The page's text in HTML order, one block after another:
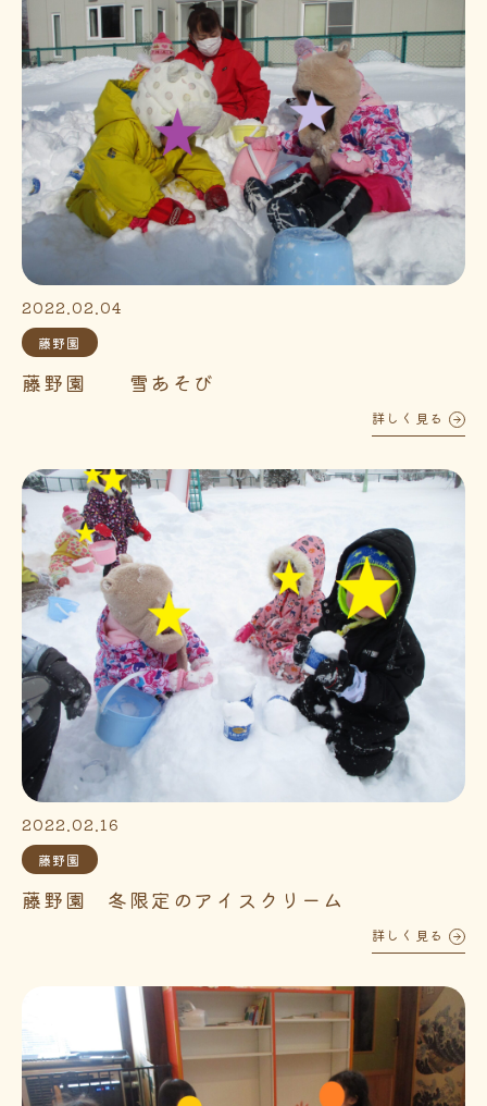
2022.02.04
藤野園
藤野園 雪あそび
詳しく見る
2022.02.16
藤野園
藤野園 冬限定のアイスクリーム
詳しく見る